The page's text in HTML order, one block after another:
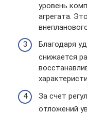
уровень
агрегата.
Благодаря
снижается
За счет
отложений